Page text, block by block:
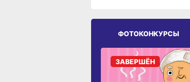
ФОТОКОНКУРСЫ
ЗАВЕРШЁН